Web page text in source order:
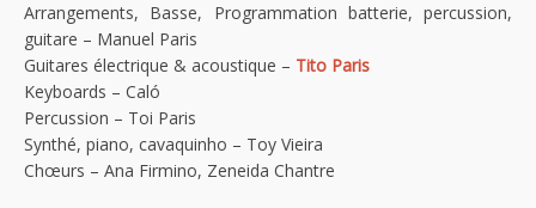
Arrangements, Basse, Programmation batterie, percussion,
guitare – Manuel Paris
Guitares électrique & acoustique – Tito Paris
Keyboards – Caló
Percussion – Toi Paris
Synthé, piano, cavaquinho – Toy Vieira
Chœurs – Ana Firmino, Zeneida Chantre